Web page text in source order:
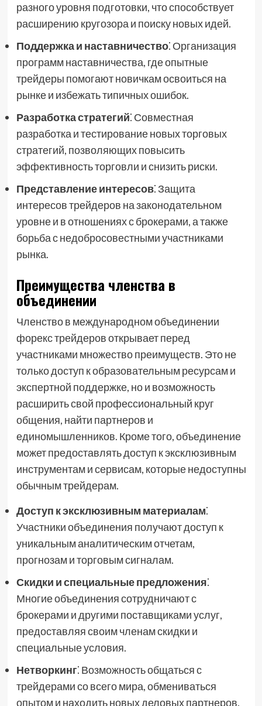
разного уровня подготовки, что способствует
расширению кругозора и поиску новых идей.
Поддержка и наставничество⁚ Организация
программ наставничества, где опытные
трейдеры помогают новичкам освоиться на
рынке и избежать типичных ошибок.
Разработка стратегий⁚ Совместная
разработка и тестирование новых торговых
стратегий, позволяющих повысить
эффективность торговли и снизить риски.
Представление интересов⁚ Защита
интересов трейдеров на законодательном
уровне и в отношениях с брокерами, а также
борьба с недобросовестными участниками
рынка.
Преимущества членства в
объединении
Членство в международном объединении
форекс трейдеров открывает перед
участниками множество преимуществ. Это не
только доступ к образовательным ресурсам и
экспертной поддержке, но и возможность
расширить свой профессиональный круг
общения, найти партнеров и
единомышленников. Кроме того, объединение
может предоставлять доступ к эксклюзивным
инструментам и сервисам, которые недоступны
обычным трейдерам.
Доступ к эксклюзивным материалам⁚
Участники объединения получают доступ к
уникальным аналитическим отчетам,
прогнозам и торговым сигналам.
Скидки и специальные предложения⁚
Многие объединения сотрудничают с
брокерами и другими поставщиками услуг,
предоставляя своим членам скидки и
специальные условия.
Нетворкинг⁚ Возможность общаться с
трейдерами со всего мира, обмениваться
опытом и находить новых деловых партнеров.